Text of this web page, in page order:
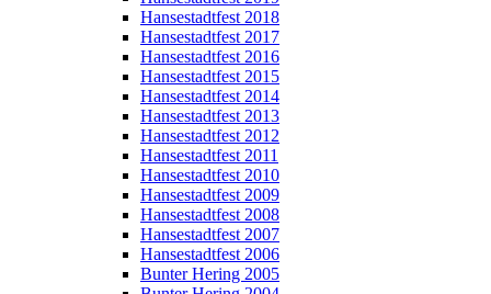
Hansestadtfest 2018
Hansestadtfest 2017
Hansestadtfest 2016
Hansestadtfest 2015
Hansestadtfest 2014
Hansestadtfest 2013
Hansestadtfest 2012
Hansestadtfest 2011
Hansestadtfest 2010
Hansestadtfest 2009
Hansestadtfest 2008
Hansestadtfest 2007
Hansestadtfest 2006
Bunter Hering 2005